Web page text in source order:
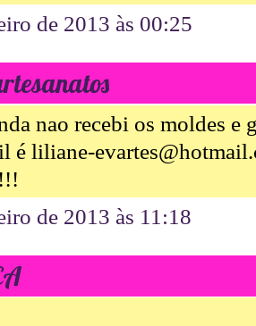
de 2013 às 00:25
nao recebi os moldes e
é liliane-
de 2013 às 11:18